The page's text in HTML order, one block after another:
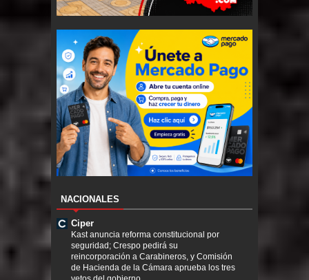
NACIONALES
Ciper
Kast anuncia reforma constitucional por
seguridad; Crespo pedirá su
reincorporación a Carabineros, y Comisión
de Hacienda de la Cámara aprueba los tres